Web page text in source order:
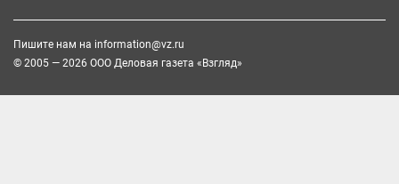
Пишите нам на information@vz.ru
© 2005 — 2026 ООО Деловая газета «Взгляд»